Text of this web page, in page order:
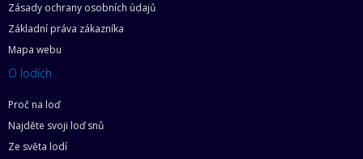
Zásady ochrany osobních údajů
Základní práva zákazníka
Mapa webu
O lodích
Proč na loď
Najděte svoji loď snů
Ze světa lodí